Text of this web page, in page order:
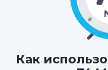
Как
01 :